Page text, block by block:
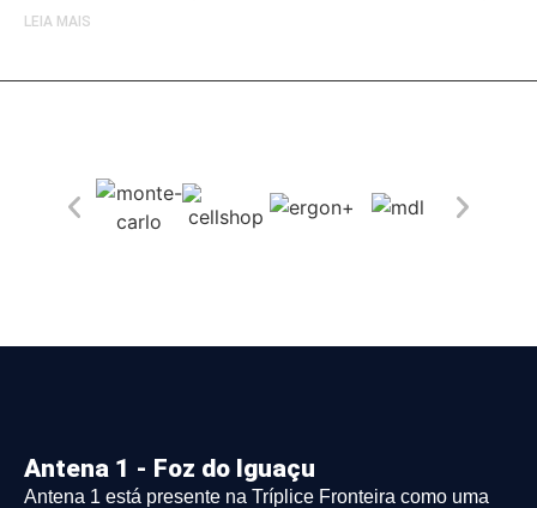
LEIA MAIS
Antena 1 - Foz do Iguaçu
Antena 1 está presente na Tríplice Fronteira como uma